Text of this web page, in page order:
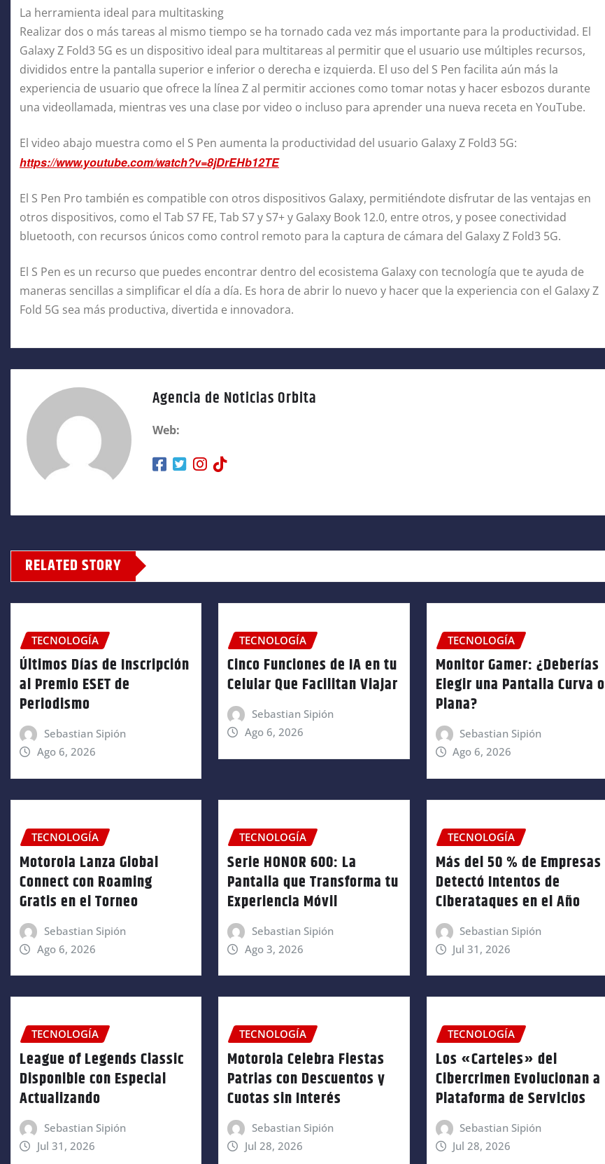
La herramienta ideal para multitasking
Realizar dos o más tareas al mismo tiempo se ha tornado cada vez más importante para la productividad. El
Galaxy Z Fold3 5G es un dispositivo ideal para multitareas al permitir que el usuario use múltiples recursos,
divididos entre la pantalla superior e inferior o derecha e izquierda. El uso del S Pen facilita aún más la
experiencia de usuario que ofrece la línea Z al permitir acciones como tomar notas y hacer esbozos durante
una videollamada, mientras ves una clase por video o incluso para aprender una nueva receta en YouTube.
El video abajo muestra como el S Pen aumenta la productividad del usuario Galaxy Z Fold3 5G:
https://www.youtube.com/watch?v=8jDrEHb12TE
El S Pen Pro también es compatible con otros dispositivos Galaxy, permitiéndote disfrutar de las ventajas en
otros dispositivos, como el Tab S7 FE, Tab S7 y S7+ y Galaxy Book 12.0, entre otros, y posee conectividad
bluetooth, con recursos únicos como control remoto para la captura de cámara del Galaxy Z Fold3 5G.
El S Pen es un recurso que puedes encontrar dentro del ecosistema Galaxy con tecnología que te ayuda de
maneras sencillas a simplificar el día a día. Es hora de abrir lo nuevo y hacer que la experiencia con el Galaxy Z
Fold 5G sea más productiva, divertida e innovadora.
Agencia de Noticias Orbita
Web:
RELATED STORY
TECNOLOGÍA
Últimos Días de Inscripción
al Premio ESET de
Periodismo
Sebastian Sipión
Ago 6, 2026
TECNOLOGÍA
Cinco Funciones de IA en tu
Celular Que Facilitan Viajar
Sebastian Sipión
Ago 6, 2026
TECNOLOGÍA
Monitor Gamer: ¿Deberías
Elegir una Pantalla Curva o
Plana?
Sebastian Sipión
Ago 6, 2026
TECNOLOGÍA
Motorola Lanza Global
Connect con Roaming
Gratis en el Torneo
Sebastian Sipión
Ago 6, 2026
TECNOLOGÍA
Serie HONOR 600: La
Pantalla que Transforma tu
Experiencia Móvil
Sebastian Sipión
Ago 3, 2026
TECNOLOGÍA
Más del 50 % de Empresas
Detectó Intentos de
Ciberataques en el Año
Sebastian Sipión
Jul 31, 2026
TECNOLOGÍA
League of Legends Classic
Disponible con Especial
Actualizando
Sebastian Sipión
Jul 31, 2026
TECNOLOGÍA
Motorola Celebra Fiestas
Patrias con Descuentos y
Cuotas sin Interés
Sebastian Sipión
Jul 28, 2026
TECNOLOGÍA
Los «Carteles» del
Cibercrimen Evolucionan a
Plataforma de Servicios
Sebastian Sipión
Jul 28, 2026